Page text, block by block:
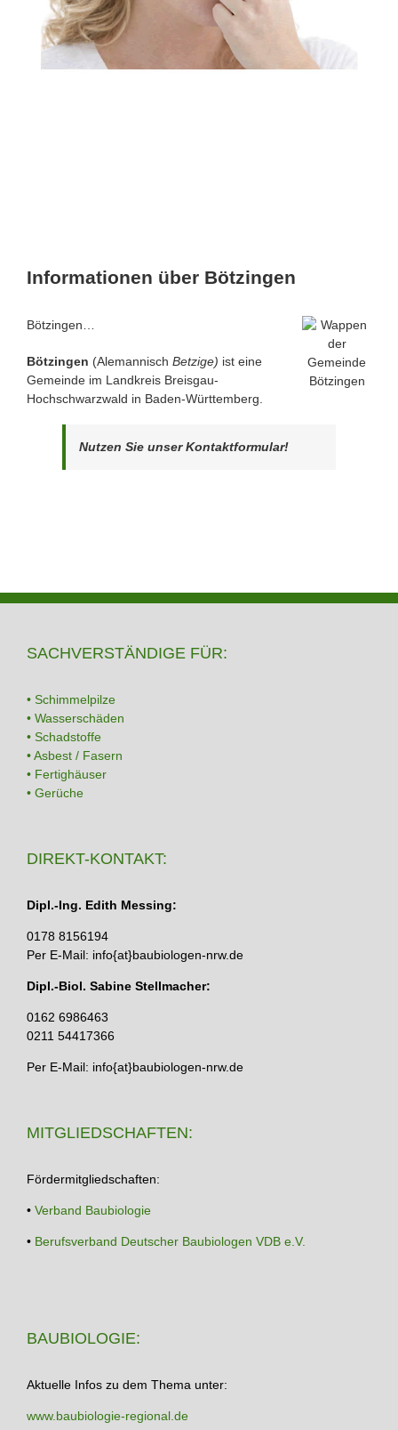
Informationen über Bötzingen
Bötzingen…
Bötzingen (Alemannisch Betzige) ist eine
Gemeinde im Landkreis Breisgau-
Hochschwarzwald in Baden-Württemberg.
Nutzen Sie unser Kontaktformular!
SACHVERSTÄNDIGE FÜR:
• Schimmelpilze
• Wasserschäden
• Schadstoffe
• Asbest / Fasern
• Fertighäuser
• Gerüche
DIREKT-KONTAKT:
Dipl.-Ing. Edith Messing:
0178 8156194
Per E-Mail: info{at}baubiologen-nrw.de
Dipl.-Biol. Sabine Stellmacher:
0162 6986463
0211 54417366
Per E-Mail: info{at}baubiologen-nrw.de
MITGLIEDSCHAFTEN:
Fördermitgliedschaften:
• Verband Baubiologie
• Berufsverband Deutscher Baubiologen VDB e.V.
BAUBIOLOGIE:
Aktuelle Infos zu dem Thema unter:
www.baubiologie-regional.de